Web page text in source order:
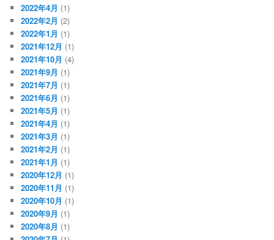
2022年4月 (1)
2022年2月 (2)
2022年1月 (1)
2021年12月 (1)
2021年10月 (4)
2021年9月 (1)
2021年7月 (1)
2021年6月 (1)
2021年5月 (1)
2021年4月 (1)
2021年3月 (1)
2021年2月 (1)
2021年1月 (1)
2020年12月 (1)
2020年11月 (1)
2020年10月 (1)
2020年9月 (1)
2020年8月 (1)